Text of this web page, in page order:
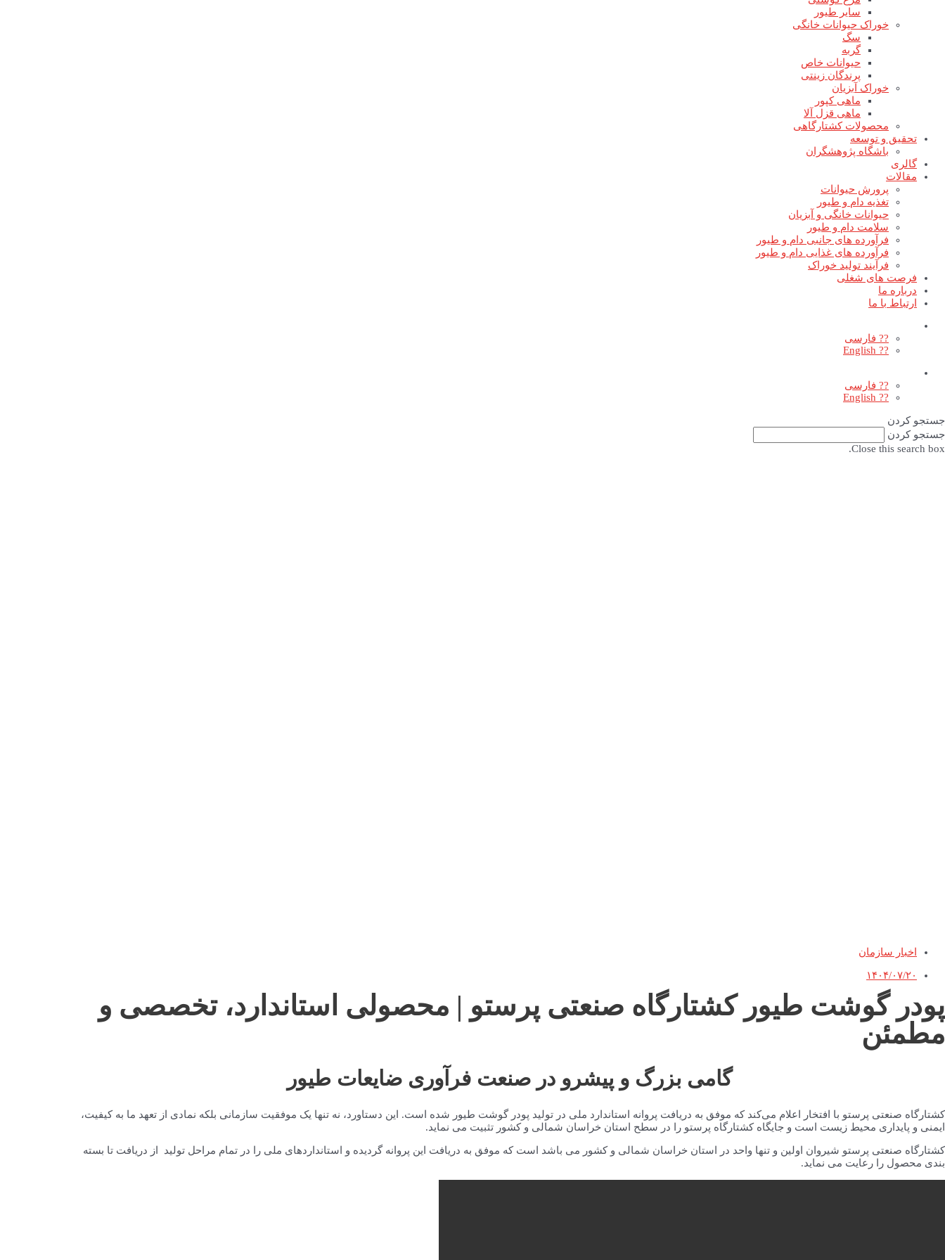
سایر طیور
خوراک حیوانات خانگی
سگ
گربه
حیوانات خاص
پرندگان زینتی
خوراک آبزیان
ماهی کپور
ماهی قزل آلا
محصولات کشتارگاهی
تحقیق و توسعه
باشگاه پژوهشگران
گالری
مقالات
پرورش حیوانات
تغذیه دام و طیور
حیوانات خانگی و آبزیان
سلامت دام و طیور
فرآورده های جانبی دام و طیور
فرآورده های غذایی دام و طیور
فرآیند تولید خوراک
فرصت های شغلی
درباره ما
ارتباط با ما
?? فارسی
?? English
?? فارسی
?? English
جستجو کردن
جستجو کردن
Close this search box.
اخبار سازمان
۱۴۰۴/۰۷/۲۰
پودر گوشت طیور کشتارگاه صنعتی پرستو | محصولی استاندارد، تخصصی و
مطمئن
گامی بزرگ و پیشرو در صنعت فرآوری ضایعات طیور
کشتارگاه صنعتی پرستو با افتخار اعلام می‌کند که موفق به دریافت پروانه استاندارد ملی در تولید پودر گوشت طیور شده است. این دستاورد، نه تنها یک موفقیت سازمانی بلکه نمادی از تعهد ما به کیفیت،
ایمنی و پایداری محیط زیست است و جایگاه کشتارگاه پرستو را در سطح استان خراسان شمالی و کشور تثبیت می نماید.
کشتارگاه صنعتی پرستو شیروان اولین و تنها واحد در استان خراسان شمالی و کشور می باشد است که موفق به دریافت این پروانه گردیده و استانداردهای ملی را در تمام مراحل تولید از دریافت تا بسته
بندی محصول را رعایت می نماید.